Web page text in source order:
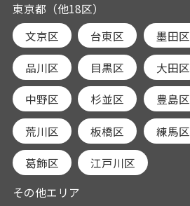
東京都（他18区）
文京区
台東区 墨田区
品川区 目黒区 大田区
中野区 杉並区 豊島区
荒川区 板橋区 練馬区
葛飾区
江戸川区
その他エリア